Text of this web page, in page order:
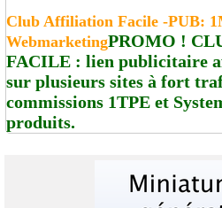
Club Affiliation Facile -PUB:
WebmarketingPROMO !
FACILE : lien publicitaire
sur plusieurs sites à fort
commissions 1TPE et
produits.